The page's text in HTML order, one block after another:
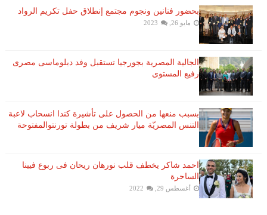
بحضور فنانين ونجوم مجتمع إنطلاق حفل تكريم الرواد
مايو 26, 2023
الجالية المصرية بجورجيا تستقبل وفد دبلوماسى مصرى
رفيع المستوى
بسبب منعها من الحصول على تأشيرة كندا انسحاب لاعبة ​
التنس​ المصريّة ​ميار شريف​ من بطولة ​تورنتو​المفتوحة
احمد شاكر يخطف قلب نورهان ريحان فى ربوع فيينا
الساحرة
أغسطس 29, 2022